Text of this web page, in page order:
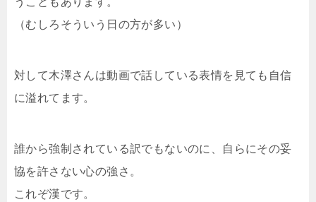
（むしろそういう日の方が多い）
対して木澤さんは動画で話している表情を見ても自信
に溢れてます。
誰から強制されている訳でもないのに、自らにその妥
協を許さない心の強さ。
これぞ漢です。